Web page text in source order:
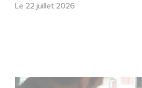
Le 22 juillet 2026
Une nouvelle comédie avec